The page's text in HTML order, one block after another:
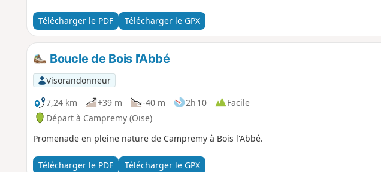
Télécharger le PDF Télécharger le GPX
Boucle de Bois l'Abbé
Visorandonneur
7,24 km
+39 m -40 m 2h 10
Facile
Départ à Campremy (Oise)
Promenade en pleine nature de Campremy à Bois l'Abbé.
Télécharger le PDF Télécharger le GPX